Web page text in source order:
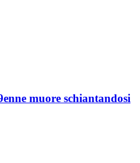
muore schiantandosi